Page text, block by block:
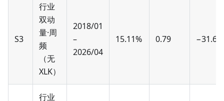
S3
行业
双动
量·周
频
（无
XLK）
2018/01
–
2026/04
15.11% 0.79
行业